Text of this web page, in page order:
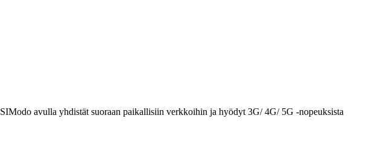
avulla yhdistät suoraan paikallisiin verkkoihin ja hyödyt 3G/ 4G/ 5G -nopeuksista